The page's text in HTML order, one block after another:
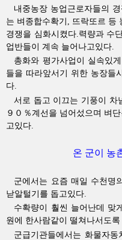
내중농장 농업근로자들의
는 벼종합수확기, 뜨락또르 등
경쟁을 심화시켰다.력량과 수
업반들이 계속 늘어나고있다.
총화와 평가사업이 실속있
들을 따라앞서기 위한 농장들
다.
서로 돕고 이끄는 기풍이 차
９０％계선을 넘어섰으며 벼
고있다.
온 군이 농
군에서는 요즘 매일 수천명
낟알털기를 돕고있다.
수확량이 훨씬 늘어난데 맞
원에 한사람같이 떨쳐나서도
군급기관들에서는 화물자